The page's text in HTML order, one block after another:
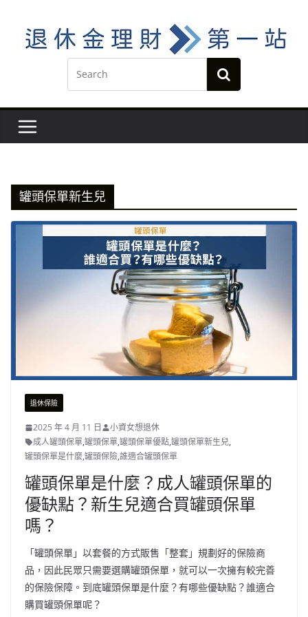
content
罐頭保單新生兒
退休保險
2025 年 4 月 11 日
小資女想退休
成人罐頭保單,罐頭保單,罐頭保單優點,罐頭保單新生兒,
罐頭保單是什麼,罐頭保險,誰適合罐頭保單
罐頭保單是什麼？成人罐頭保單的
優缺點？新生兒適合買罐頭保單
嗎？
「罐頭保單」以套餐的方式販售「整套」規劃好的保險商
品，因此民眾只需要選購罐頭保單，就可以一次擁有較完善
的保險保障。到底罐頭保單是什麼？有哪些優缺點？誰適合
購買罐頭保單呢？